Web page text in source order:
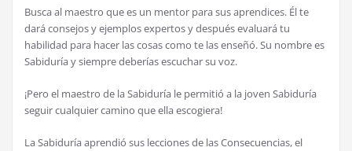
Busca al maestro que es un mentor para sus aprendices. Él te
dará consejos y ejemplos expertos y después evaluará tu
habilidad para hacer las cosas como te las enseñó. Su nombre es
Sabiduría y siempre deberías escuchar su voz.
¡Pero el maestro de la Sabiduría le permitió a la joven Sabiduría
seguir cualquier camino que ella escogiera!
La Sabiduría aprendió sus lecciones de las Consecuencias, el